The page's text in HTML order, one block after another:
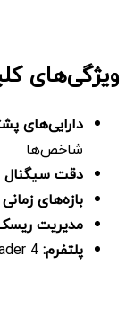
ویژگی‌های
دارایی‌های
شاخص‌ها
دقت سیگنال
بازه‌های
مدیریت
پلتفرم:4